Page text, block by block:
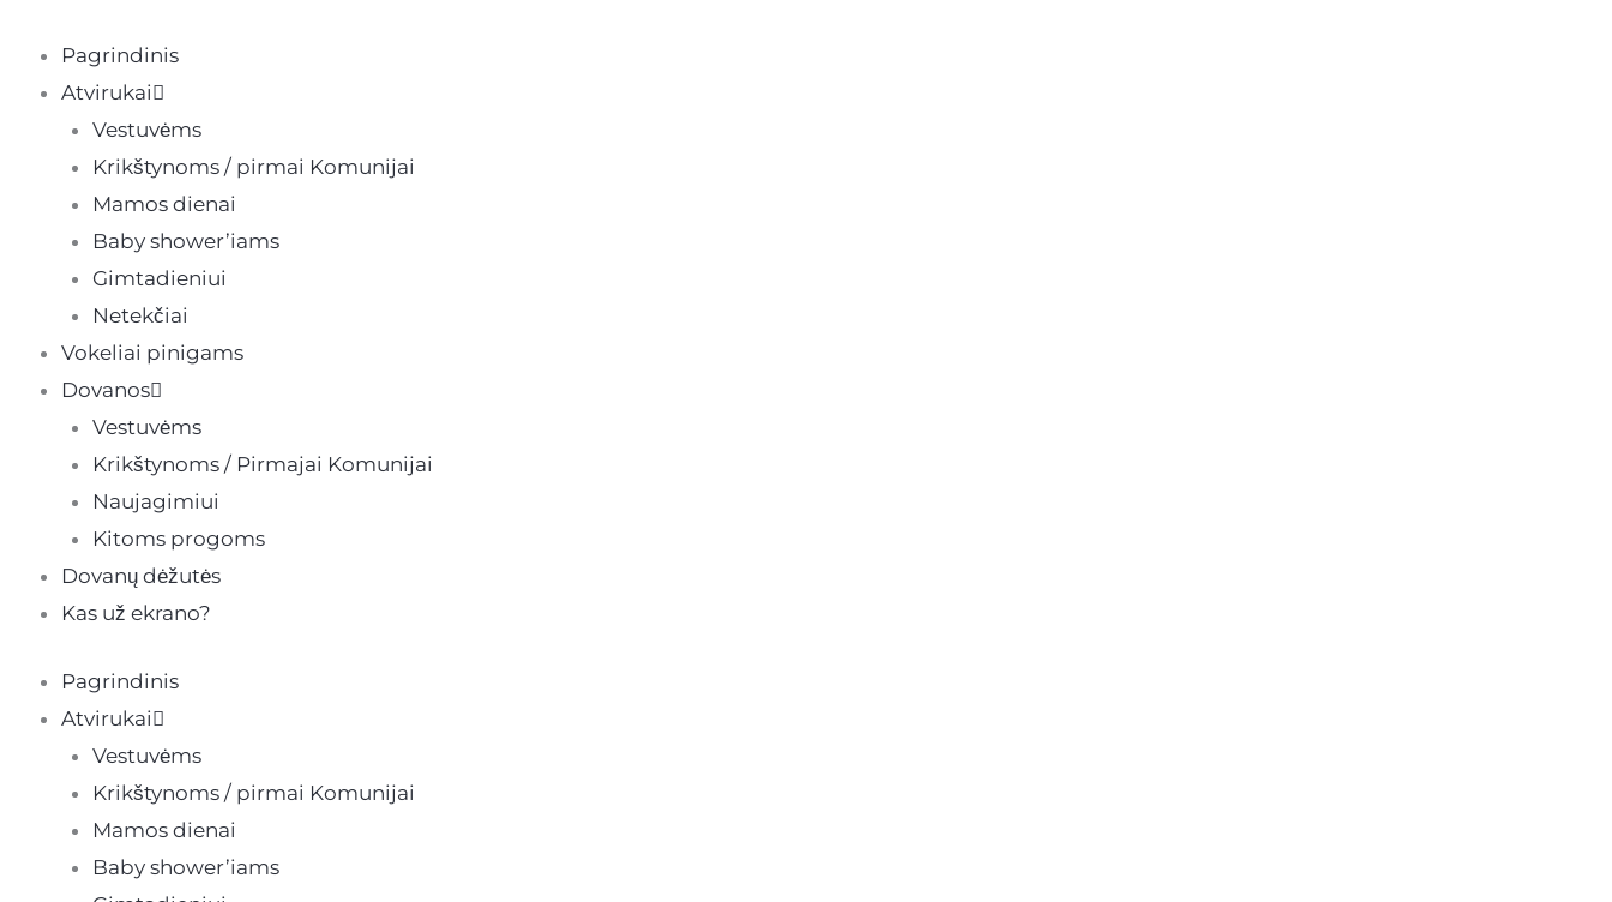
turinio
Pagrindinis
Atvirukai
Vestuvėms
Krikštynoms / pirmai Komunijai
Mamos dienai
Baby shower’iams
Gimtadieniui
Netekčiai
Vokeliai pinigams
Dovanos
Vestuvėms
Krikštynoms / Pirmajai Komunijai
Naujagimiui
Kitoms progoms
Dovanų dėžutės
Kas už ekrano?
Pagrindinis
Atvirukai
Vestuvėms
Krikštynoms / pirmai Komunijai
Mamos dienai
Baby shower’iams